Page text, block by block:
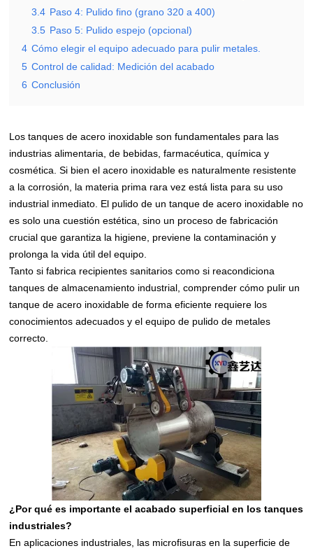
3.4 Paso 4: Pulido fino (grano 320 a 400)
3.5 Paso 5: Pulido espejo (opcional)
4 Cómo elegir el equipo adecuado para pulir metales.
5 Control de calidad: Medición del acabado
6 Conclusión
Los tanques de acero inoxidable son fundamentales para las
industrias alimentaria, de bebidas, farmacéutica, química y
cosmética. Si bien el acero inoxidable es naturalmente resistente
a la corrosión, la materia prima rara vez está lista para su uso
industrial inmediato. El pulido de un tanque de acero inoxidable no
es solo una cuestión estética, sino un proceso de fabricación
crucial que garantiza la higiene, previene la contaminación y
prolonga la vida útil del equipo.
Tanto si fabrica recipientes sanitarios como si reacondiciona
tanques de almacenamiento industrial, comprender cómo pulir un
tanque de acero inoxidable de forma eficiente requiere los
conocimientos adecuados y el equipo de pulido de metales
correcto.
¿Por qué es importante el acabado superficial en los tanques
industriales?
En aplicaciones industriales, las microfisuras en la superficie de